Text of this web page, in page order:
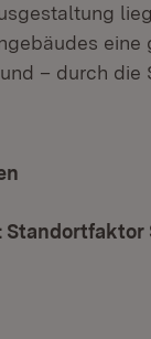
– durch